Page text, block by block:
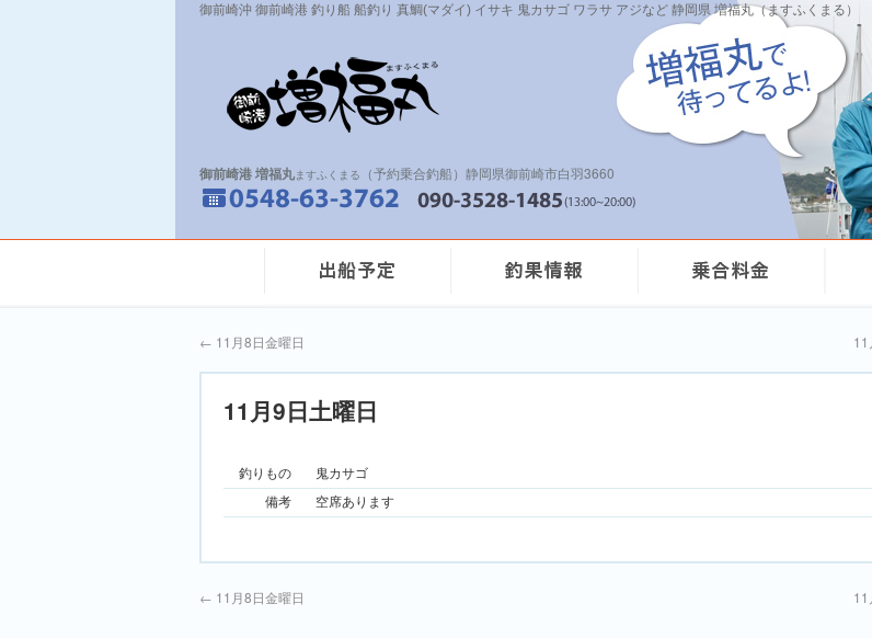
御前崎沖 御前崎港 釣り船 船釣り 真鯛(マダイ) イサキ 鬼カサゴ ワラサ アジなど 静岡県 増福丸（ますふくまる）
御前崎港 増福丸ますふくまる （予約乗合釣船）静岡県御前崎市白羽3660
← 11月8日金曜日 11
11月9日土曜日
釣りもの
鬼カサゴ
備考
空席あります
← 11月8日金曜日 11